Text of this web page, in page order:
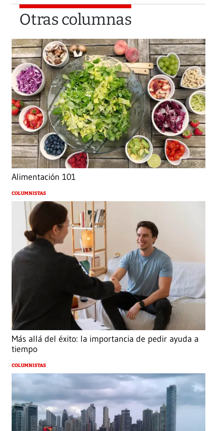
Otras columnas
Alimentación 101
COLUMNISTAS
Más allá del éxito: la importancia de pedir ayuda a
tiempo
COLUMNISTAS